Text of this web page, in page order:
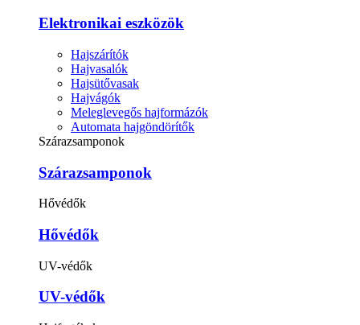
Elektronikai eszközök
Hajszárítók
Hajvasalók
Hajsütővasak
Hajvágók
Meleglevegős hajformázók
Automata hajgöndörítők
Szárazsamponok
Szárazsamponok
Hővédők
Hővédők
UV-védők
UV-védők